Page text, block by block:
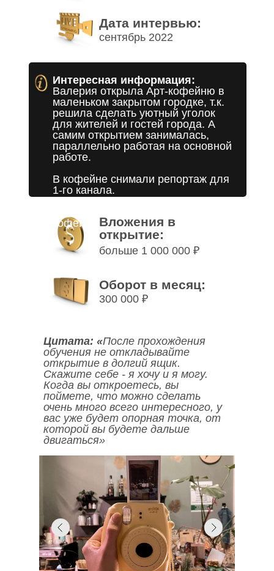
Вложения в
открытие:
больше 1 000 000 ₽
Цитата: «После прохождения
обучения не откладывайте
открытие в долгий ящик.
Скажите себе - я хочу и я могу.
Когда вы откроетесь, вы
поймете, что можно сделать
очень много всего интересного, у
вас уже будет опорная точка, от
которой вы будете дальше
двигаться»
Дата интервью:
сентябрь 2022
Интересная информация:
Валерия открыла Арт-кофейню в
маленьком закрытом городке, т.к.
решила сделать уютный уголок
для жителей и гостей города. А
самим открытием занималась,
параллельно работая на основной
работе.
В кофейне снимали репортаж для
1-го канала.
кофейни.
Оборот в месяц:
300 000 ₽